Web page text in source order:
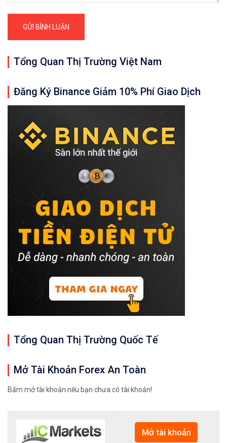
Tổng Quan Thị Trường Việt Nam
Đăng Ký Binance Giảm 10% Phí Giao Dịch
Tổng Quan Thị Trường Quốc Tế
Mở Tài Khoản Forex An Toàn
Bấm mở tài khoản nếu bạn chưa có tài khoản!
Mở tài khoản